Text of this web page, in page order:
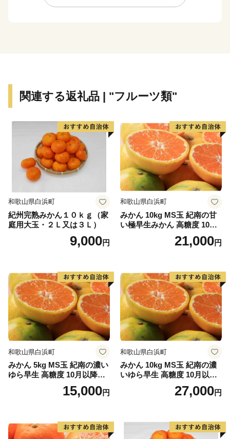
関連する返礼品 | "フルーツ類"
和歌山県白浜町
紀州完熟みかん１０ｋｇ（家
庭用大玉・２Ｌ又は３Ｌ）
9,000円
和歌山県白浜町
みかん 10kg MS玉 紀南の甘
い極早生みかん 高糖度 10月
以降発送 マルチ被覆栽培
21,000円
和歌山県白浜町
みかん 5kg MS玉 紀南の濃い
ゆら早生 高糖度 10月以降発
送 マルチ被覆栽培15,000円
和歌山県白浜町
みかん 10kg MS玉 紀南の濃
いゆら早生 高糖度 10月以降
発送 マルチ被覆栽培27,000円